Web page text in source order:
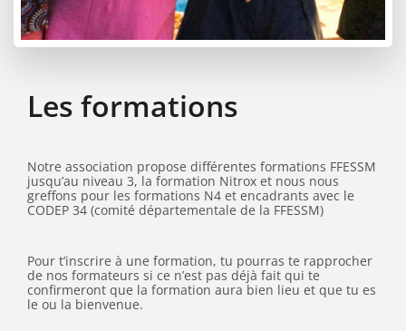
Les formations
Notre association propose différentes formations FFESSM
jusqu’au niveau 3, la formation Nitrox et nous nous
greffons pour les formations N4 et encadrants avec le
CODEP 34 (comité départementale de la FFESSM)
Pour t’inscrire à une formation, tu pourras te rapprocher
de nos formateurs si ce n’est pas déjà fait qui te
confirmeront que la formation aura bien lieu et que tu es
le ou la bienvenue.